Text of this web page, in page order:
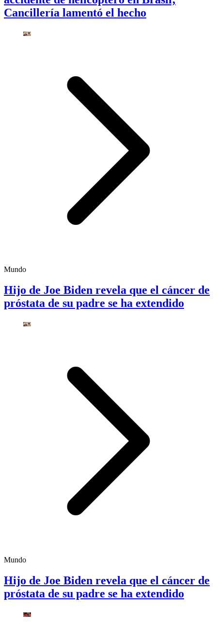
Cancillería lamentó el hecho
Mundo
Hijo de Joe Biden revela que el cáncer de
próstata de su padre se ha extendido
Mundo
Hijo de Joe Biden revela que el cáncer de
próstata de su padre se ha extendido